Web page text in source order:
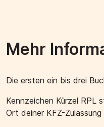
Mehr
Die ersten ein bis drei
Kennzeichen Kürzel RPL
Ort deiner KFZ-Zulassung